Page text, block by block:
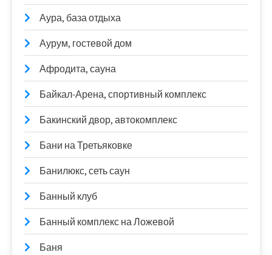
Аура, база отдыха
Аурум, гостевой дом
Афродита, сауна
Байкал-Арена, спортивный комплекс
Бакинский двор, автокомплекс
Бани на Третьяковке
Банилюкс, сеть саун
Банный клуб
Банный комплекс на Ложевой
Баня